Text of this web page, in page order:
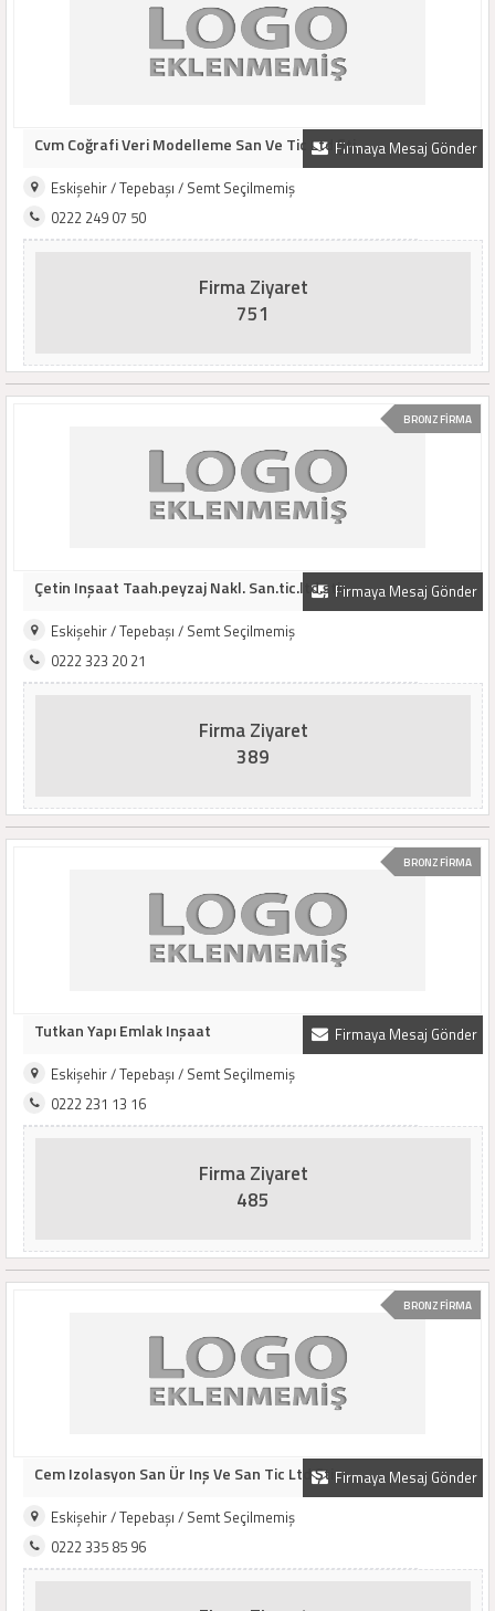
Firmaya Mesaj Gönder
Cvm Coğrafi Veri Modelleme San Ve Tic Ltd Şti
Eskişehir / Tepebaşı / Semt Seçilmemiş
0222 249 07 50
Firma Ziyaret
751
BRONZ FİRMA
Firmaya Mesaj Gönder
Çetin Inşaat Taah.peyzaj Nakl. San.tic.ltd.şti.
Eskişehir / Tepebaşı / Semt Seçilmemiş
0222 323 20 21
Firma Ziyaret
389
BRONZ FİRMA
Firmaya Mesaj Gönder
Tutkan Yapı Emlak Inşaat
Eskişehir / Tepebaşı / Semt Seçilmemiş
0222 231 13 16
Firma Ziyaret
485
BRONZ FİRMA
Firmaya Mesaj Gönder
Cem Izolasyon San Ür Inş Ve San Tic Ltd Şti
Eskişehir / Tepebaşı / Semt Seçilmemiş
0222 335 85 96